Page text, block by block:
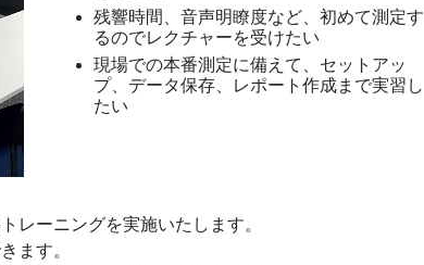
残響時間、音声明瞭度など、初めて測定す
るのでレクチャーを受けたい
現場での本番測定に備えて、セットアッ
プ、データ保存、レポート作成まで実習し
たい
レーニングを実施いたします。
ます。